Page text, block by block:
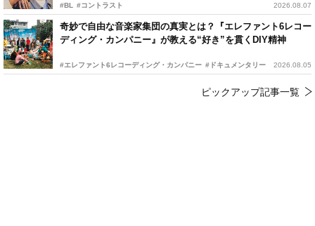
#BL #コントラスト 2026.08.07
奇妙で自由な音楽家集団の真実とは？『エレファント6レコー
ディング・カンパニー』が教える“好き”を貫くDIY精神
#エレファント6レコーディング・カンパニー #ドキュメンタリー 2026.08.05
ピックアップ記事一覧